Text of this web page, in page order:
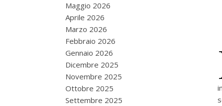
Maggio 2026
Aprile 2026
Marzo 2026
Febbraio 2026
Gennaio 2026
Dicembre 2025
Novembre 2025
Ottobre 2025
Settembre 2025